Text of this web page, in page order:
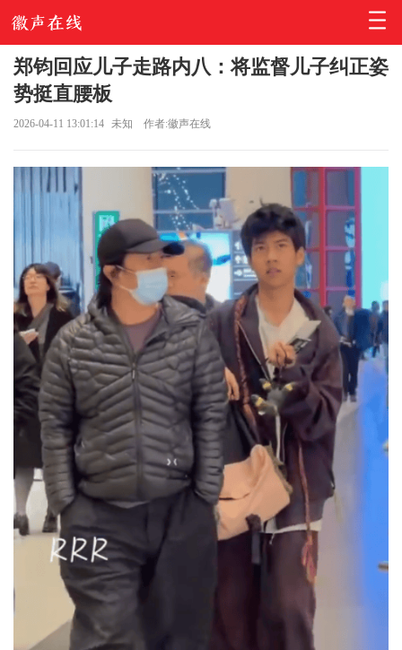
郑钧回应儿子走路内八：将监督儿子纠正姿
势挺直腰板
2026-04-11 13:01:14 未知 作者:徽声在线